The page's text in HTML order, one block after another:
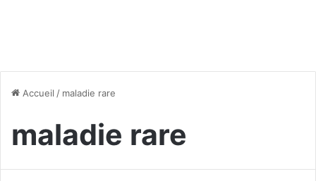
Accueil / maladie rare
maladie rare